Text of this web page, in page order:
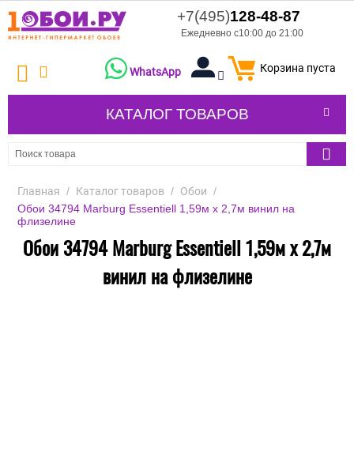
+7(495)128-48-87
Ежедневно с10:00 до 21:00
Корзина пуста
WhatsApp
КАТАЛОГ ТОВАРОВ
Главная / Каталог товаров / Обои /
Обои 34794 Marburg Essentiell 1,59м х 2,7м винил на
флизелине
Обои 34794 Marburg Essentiell 1,59м х 2,7м
винил на флизелине